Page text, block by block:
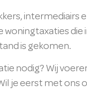
intermediairs
woningtaxaties die
is gekomen.
nodig? Wij
je eerst met